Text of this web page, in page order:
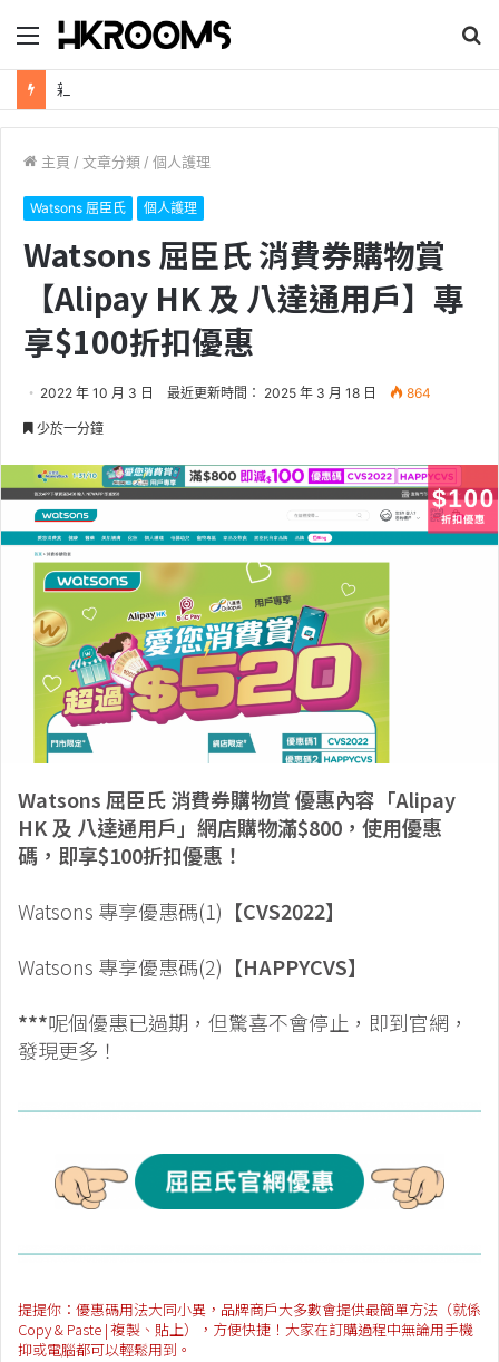
目
錄
尋
主頁 / 文章分類 / 個人護理
Watsons 屈臣氏 個人護理
Watsons 屈臣氏 消費券購物賞
【Alipay HK 及 八達通用戶】專
享$100折扣優惠
2022 年 10 月 3 日 最近更新時間： 2025 年 3 月 18 日 864
少於一分鐘
Watsons 屈臣氏 消費券購物賞 優惠內容「Alipay
HK 及 八達通用戶」網店購物滿$800，使用優惠
碼，即享$100折扣優惠！
Watsons 專享優惠碼(1) 【CVS2022】
Watsons 專享優惠碼(2) 【HAPPYCVS】
***呢個優惠已過期，但驚喜不會停止，即到官網，
發現更多！
提提你：優惠碼用法大同小異，品牌商戶大多數會提供最簡單方法（就係
Copy & Paste | 複製、貼上），方便快捷！大家在訂購過程中無論用手機
抑或電腦都可以輕鬆用到。